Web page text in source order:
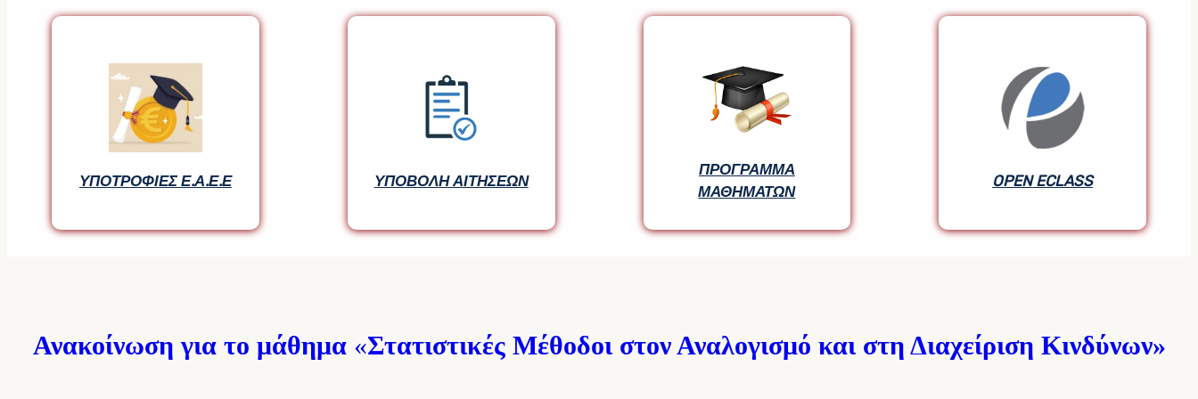
ΥΠΟΤΡΟΦΙΕΣ Ε.Α.Ε.Ε ΥΠΟΒΟΛΗ ΑΙΤΗΣΕΩΝ
ΠΡΟΓΡΑΜΜΑ
ΜΑΘΗΜΑΤΩΝ
OPEN ECLASS
ΥΠΟΤΡΟΦΙΕΣ Ε.Α.Ε.Ε ΥΠΟΒΟΛΗ ΑΙΤΗΣΕΩΝ
ΠΡΟΓΡΑΜΜΑ
ΜΑΘΗΜΑΤΩΝ
OPEN ECLASS
Ανακοίνωση για το μάθημα «Στατιστικές Μέθοδοι στον Αναλογισμό και στη Διαχείριση Κινδύνων»